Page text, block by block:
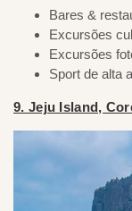
Bares &
Excursões
Excursões
Sport de alta
9. Jeju Island,